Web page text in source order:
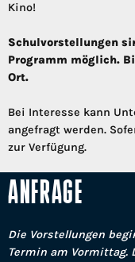
Kino!
Schulvorstellungen
Programm möglich.
Ort.
Bei Interesse kann
angefragt werden.
zur Verfügung.
ANFRAGE
Die Vorstellungen
Termin am